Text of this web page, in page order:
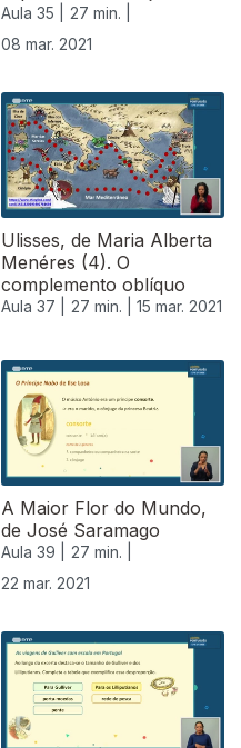
Aula 35 |
27 min. |
08 mar. 2021
Ulisses, de Maria Alberta
Menéres (4). O
complemento oblíquo
Aula 37 | 27 min. | 15 mar. 2021
A Maior Flor do Mundo,
de José Saramago
Aula 39 |
27 min. |
22 mar. 2021